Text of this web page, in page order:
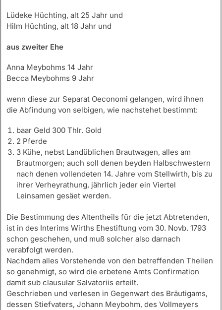
Lüdeke Hüchting, alt 25 Jahr und
Hilm Hüchting, alt 18 Jahr und
aus zweiter Ehe
Anna Meybohms 14 Jahr
Becca Meybohms 9 Jahr
wenn diese zur Separat Oeconomi gelangen, wird ihnen
die Abfindung von selbigen, wie nachstehet bestimmt:
baar Geld 300 Thlr. Gold
2 Pferde
3 Kühe, nebst Landüblichen Brautwagen, alles am
Brautmorgen; auch soll denen beyden Halbschwestern
nach denen vollendeten 14. Jahre vom Stellwirth, bis zu
ihrer Verheyrathung, jährlich jeder ein Viertel
Leinsamen gesäet werden.
Die Bestimmung des Altentheils für die jetzt Abtretenden,
ist in des Interims Wirths Ehestiftung vom 30. Novb. 1793
schon geschehen, und muß solcher also darnach
verabfolgt werden.
Nachdem alles Vorstehende von den betreffenden Theilen
so genehmigt, so wird die erbetene Amts Confirmation
damit sub clausular Salvatoriis erteilt.
Geschrieben und verlesen in Gegenwart des Bräutigams,
dessen Stiefvaters, Johann Meybohm, des Vollmeyers